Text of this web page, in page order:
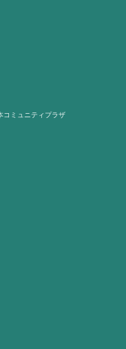
ミュニティプラザ